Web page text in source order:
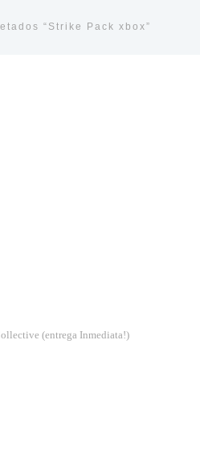
“Strike Pack xbox”
(entrega Inmediata!)